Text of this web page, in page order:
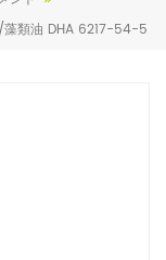
藻類油 DHA 6217-54-5